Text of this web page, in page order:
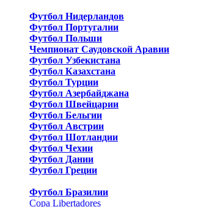
Футбол Нидерландов
Футбол Португалии
Футбол Польши
Чемпионат Саудовской Аравии
Футбол Узбекистана
Футбол Казахстана
Футбол Турции
Футбол Азербайджана
Футбол Швейцарии
Футбол Бельгии
Футбол Австрии
Футбол Шотландии
Футбол Чехии
Футбол Дании
Футбол Греции
Футбол Бразилии
Copa Libertadores